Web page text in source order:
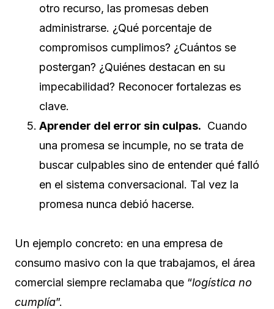
otro recurso, las promesas deben
administrarse. ¿Qué porcentaje de
compromisos cumplimos? ¿Cuántos se
postergan? ¿Quiénes destacan en su
impecabilidad? Reconocer fortalezas es
clave.
Aprender del error sin culpas. Cuando
una promesa se incumple, no se trata de
buscar culpables sino de entender qué falló
en el sistema conversacional. Tal vez la
promesa nunca debió hacerse.
Un ejemplo concreto: en una empresa de
consumo masivo con la que trabajamos, el área
comercial siempre reclamaba que “logística no
cumplía”.